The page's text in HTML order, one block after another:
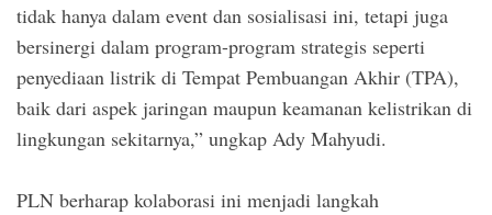
tidak hanya dalam event dan sosialisasi ini, tetapi juga
bersinergi dalam program-program strategis seperti
penyediaan listrik di Tempat Pembuangan Akhir (TPA),
baik dari aspek jaringan maupun keamanan kelistrikan di
lingkungan sekitarnya,” ungkap Ady Mahyudi.
PLN berharap kolaborasi ini menjadi langkah